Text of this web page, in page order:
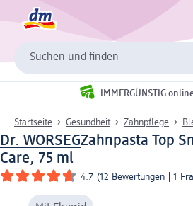
Suchen und finden
IMMERGÜNSTIG
Startseite Gesundheit Zahnpflege
Dr. WORSEGZahnpasta Top
Care, 75 ml
4.7 (12 Bewertungen 1